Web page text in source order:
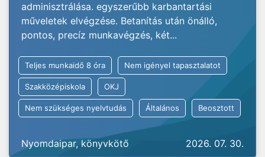
adminisztrálása. egyszerűbb karbantartási
műveletek elvégzése. Betanítás után önálló,
pontos, precíz munkavégzés, két...
Teljes munkaidő 8 óra Nem igényel tapasztalatot
Szakközépiskola OKJ
Nem szükséges nyelvtudás Általános Beosztott
Nyomdaipar, könyvkötő 2026. 07. 30.